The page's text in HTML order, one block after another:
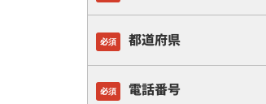
必須 都道府県
必須 電話番号